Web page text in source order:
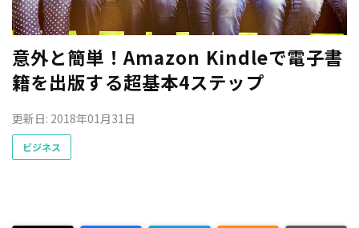
意外と簡単！Amazon Kindleで電子書
籍を出版する超基本4ステップ
更新日: 2018年01月31日
ビジネス